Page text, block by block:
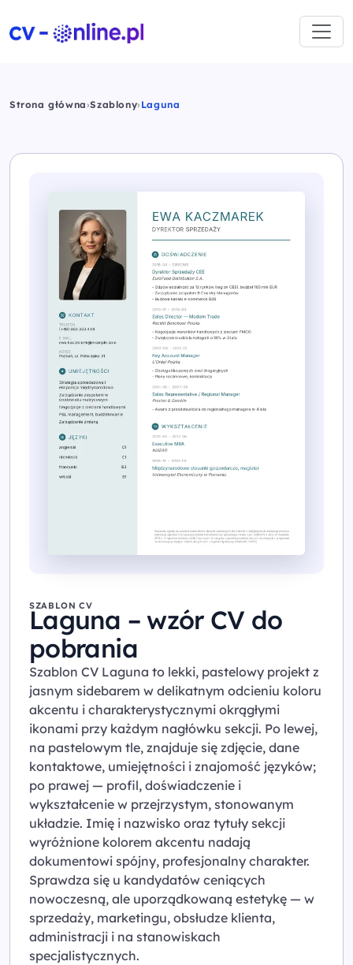
Strona główna›Szablony› Laguna
SZABLON CV
Laguna – wzór CV do
pobrania
Szablon CV Laguna to lekki, pastelowy projekt z
jasnym sidebarem w delikatnym odcieniu koloru
akcentu i charakterystycznymi okrągłymi
ikonami przy każdym nagłówku sekcji. Po lewej,
na pastelowym tle, znajduje się zdjęcie, dane
kontaktowe, umiejętności i znajomość języków;
po prawej — profil, doświadczenie i
wykształcenie w przejrzystym, stonowanym
układzie. Imię i nazwisko oraz tytuły sekcji
wyróżnione kolorem akcentu nadają
dokumentowi spójny, profesjonalny charakter.
Sprawdza się u kandydatów ceniących
nowoczesną, ale uporządkowaną estetykę — w
sprzedaży, marketingu, obsłudze klienta,
administracji i na stanowiskach
specjalistycznych.